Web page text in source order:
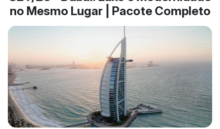
no Mesmo Lugar | Pacote Completo